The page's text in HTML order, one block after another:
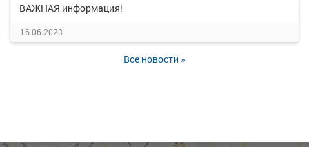
ВАЖНАЯ информация!
16.06.2023
Все новости »